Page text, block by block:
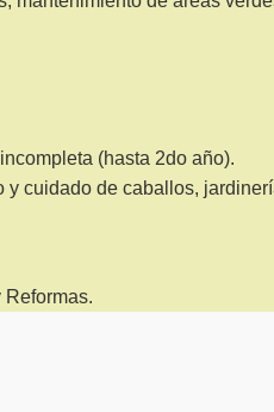
(hasta 2do año).
y cuidado de caballos,